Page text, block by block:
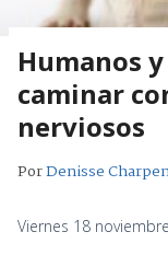
Humanos
caminar
nerviosos
PorDenisse
Viernes 18